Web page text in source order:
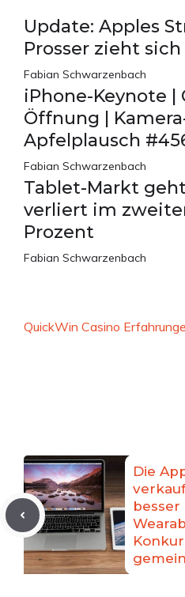
Update: Apples
Prosser zieht sich
Fabian Schwarzenbach
iPhone-Keynote |
Öffnung |
Apfelplausch
Fabian Schwarzenbach
Tablet-Markt
verliert im
Prozent
Fabian Schwarzenbach
QuickWin Casino
Die
besser